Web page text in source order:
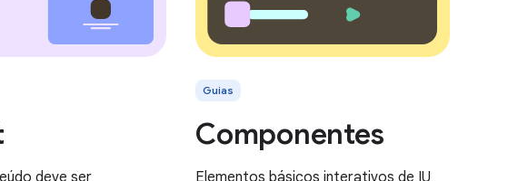
deve ser
Guias
Componentes
Elementos básicos interativos de IU